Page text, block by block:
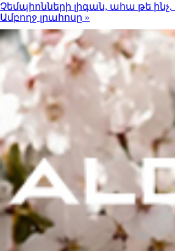
Չեմպիոնների լիգան, ահա թե
Ամբողջ լրահոսը »